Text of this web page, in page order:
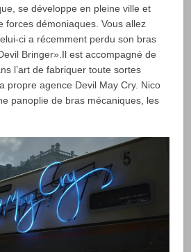
se développe en pleine ville et
forces démoniaques. Vous allez
ci a récemment perdu son bras
Bringer».Il est accompagné de
l’art de fabriquer toute sortes
propre agence Devil May Cry. Nico
panoplie de bras mécaniques, les